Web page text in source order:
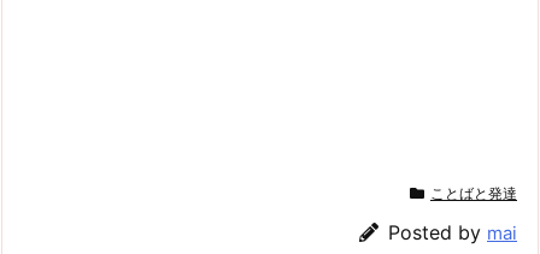
ことばと発達
Posted by mai